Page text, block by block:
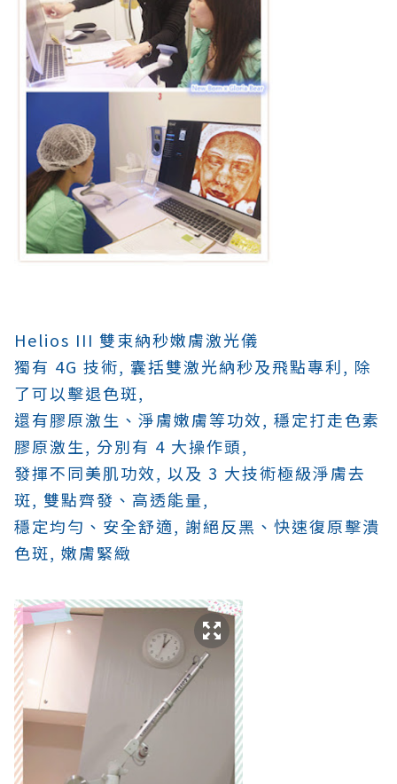
Helios III 雙束納秒嫩膚激光儀
獨有 4G 技術, 囊括雙激光納秒及飛點專利, 除
了可以擊退色斑,
還有膠原激生、淨膚嫩膚等功效, 穩定打走色素
膠原激生, 分別有 4 大操作頭,
發揮不同美肌功效, 以及 3 大技術極級淨膚去
斑, 雙點齊發、高透能量,
穩定均勻、安全舒適, 謝絕反黑、快速復原擊潰
色斑, 嫩膚緊緻